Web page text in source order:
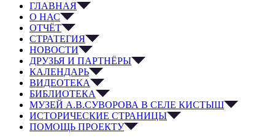
ГЛАВНАЯ
О НАС
ОТЧЁТ
СТРАТЕГИЯ
НОВОСТИ
ДРУЗЬЯ И ПАРТНЁРЫ
КАЛЕНДАРЬ
ВИДЕОТЕКА
БИБЛИОТЕКА
МУЗЕЙ А.В.СУВОРОВА В СЕЛЕ КИСТЫШ
ИСТОРИЧЕСКИЕ СТРАНИЦЫ
ПОМОЩЬ ПРОЕКТУ